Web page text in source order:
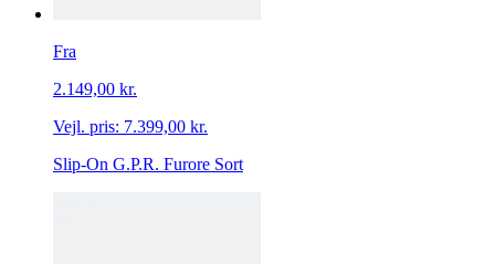
Fra
2.149,00 kr.
Vejl. pris: 7.399,00 kr.
Slip-On G.P.R. Furore Sort